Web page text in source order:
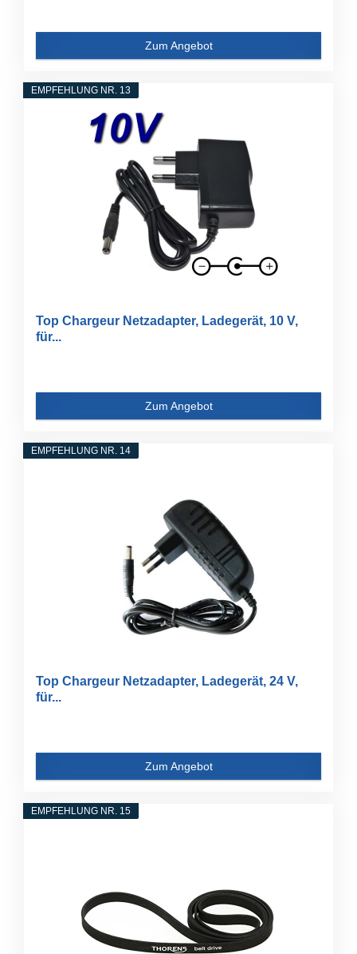
Zum Angebot
EMPFEHLUNG NR. 13
Top Chargeur Netzadapter, Ladegerät, 10 V,
für...
Zum Angebot
EMPFEHLUNG NR. 14
Top Chargeur Netzadapter, Ladegerät, 24 V,
für...
Zum Angebot
EMPFEHLUNG NR. 15